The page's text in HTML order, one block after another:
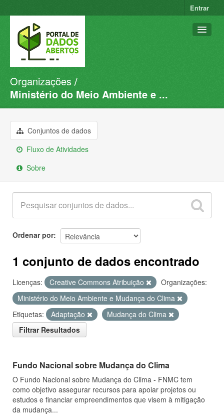
Entrar
Conjuntos de dados
Organizações
Sobre
Organizações
Ministério do Meio Ambiente e ...
Conjuntos de dados
Fluxo de Atividades
Sobre
Ordenar por
1 conjunto de dados encontrado
Licenças: Creative Commons Atribuição
Organizações:
Ministério do Meio Ambiente e Mudança do Clima
Etiquetas:
Adaptação
Mudança do Clima
Filtrar Resultados
Fundo Nacional sobre Mudança do Clima
O Fundo Nacional sobre Mudança do Clima - FNMC tem
como objetivo assegurar recursos para apoiar projetos ou
estudos e financiar empreendimentos que visem à mitigação
da mudança...